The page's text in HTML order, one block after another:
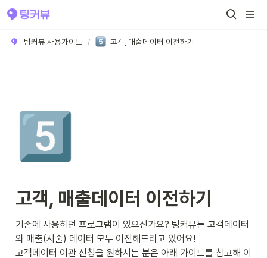
팅커뷰 사용가이드 / 고객, 매출데이터 이전하기
5️⃣
고객, 매출데이터 이전하기
기존에 사용하던 프로그램이 있으신가요? 팅커뷰는 고객데이터
와 매출(시술) 데이터 모두 이전해드리고 있어요!
고객데이터 이관 신청을 원하시는 분은 아래 가이드를 참고해 이